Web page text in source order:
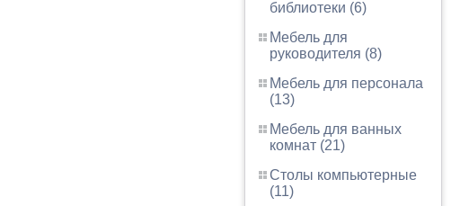
библиотеки (6)
Мебель для
руководителя (8)
Мебель для персонала
(13)
Мебель для ванных
комнат (21)
Столы компьютерные
(11)